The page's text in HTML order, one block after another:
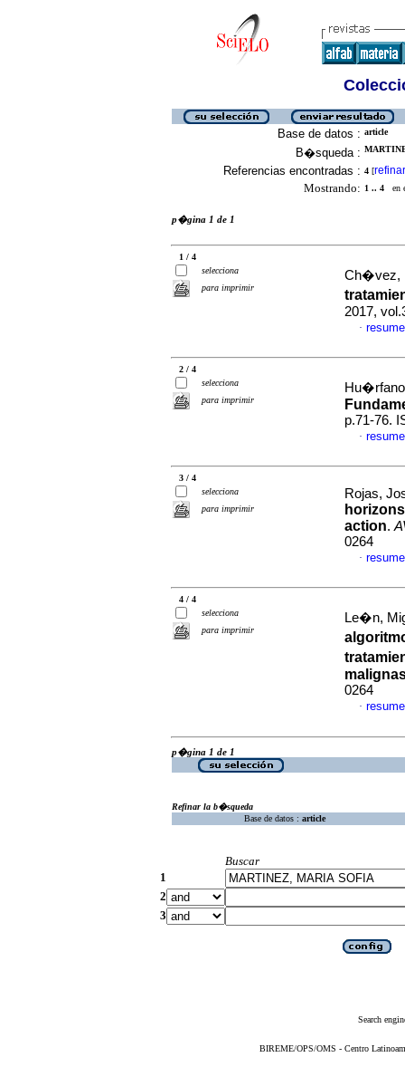
Base de datos : article
B�squeda :
Referencias encontradas : 4 [refinar
Mostrando: 1 .. 4 en
p�gina 1 de 1
1 / 4
selecciona
para imprimir
Ch�vez,
2017,
·
2 / 4
selecciona
para imprimir
p.71-76.
·
3 / 4
selecciona
para imprimir
Rojas,
action.
0264
·
4 / 4
selecciona
para imprimir
Le�n,
0264
·
p�gina 1 de 1
Refinar la b�squeda
Base de datos : article
Buscar
1
2
3
Search
BIREME/OPS/OMS - Centro